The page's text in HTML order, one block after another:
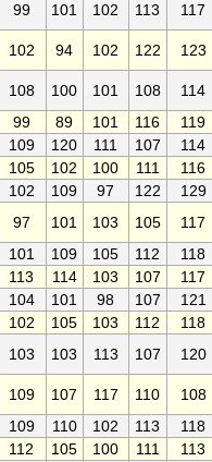
99 101 102 113 117
102 94 102 122 123
108 100 101 108 114
99 89 101 116 119
109 120 111 107 114
105 102 100 111 116
102 109 97 122 129
97 101 103 105 117
101 109 105 112 118
113 114 103 107 117
104 101 98 107 121
102 105 103 112 118
103 103 113 107 120
109 107 117 110 108
109 110 102 113 118
112 105 100 111 113